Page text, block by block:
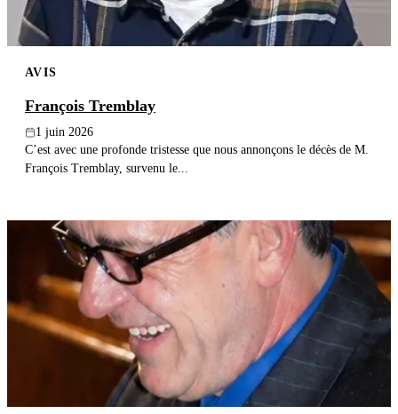
AVIS
François Tremblay
1 juin 2026
C’est avec une profonde tristesse que nous annonçons le décès de M.
François Tremblay, survenu le...